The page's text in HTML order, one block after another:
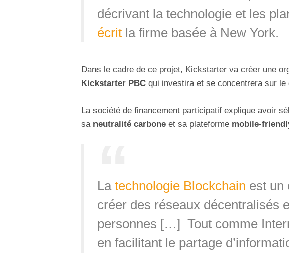
décrivant la technologie et les
écritla firme basée à New York.
Dans le cadre de ce projet, Kickstarter va créer une
Kickstarter PBC qui investira et se concentrera sur
La société de financement participatif explique avoir
sa neutralité carbone et sa plateforme mobile-
La technologie Blockchain est un
créer des réseaux décentralisés
personnes […] Tout comme
en facilitant le partage